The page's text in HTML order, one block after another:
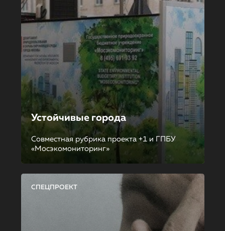
Устойчивые города
Совместная рубрика проекта +1 и ГПБУ
«Мосэкомониторинг»
СПЕЦПРОЕКТ